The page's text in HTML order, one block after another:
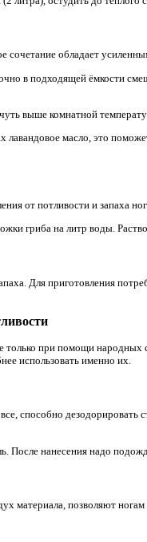
сочетание обладает
в подходящей ёмкости
выше комнатной
масло, это
от потливости и запаха
гриба на литр воды.
Для приготовления
при помощи народных
использовать именно их.
способно
После нанесения надо
материала, позволяют